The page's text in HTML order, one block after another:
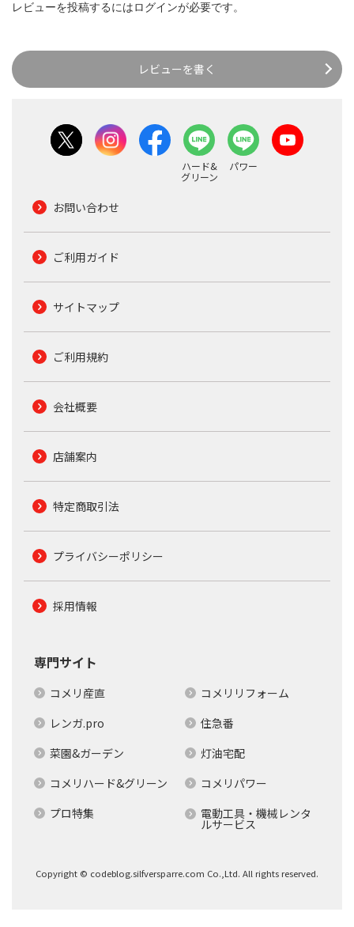
レビューを投稿するにはログインが必要です。
レビューを書く
ハード&
グリーン
パワー
お問い合わせ
ご利用ガイド
サイトマップ
ご利用規約
会社概要
店舗案内
特定商取引法
プライバシーポリシー
採用情報
専門サイト
コメリ産直
コメリリフォーム
レンガ.pro
住急番
菜園&ガーデン
灯油宅配
コメリハード&グリーン
コメリパワー
プロ特集
電動工具・機械レンタ
ルサービス
Copyright © codeblog.silfversparre.com Co.,Ltd. All rights reserved.